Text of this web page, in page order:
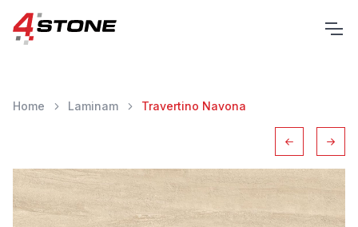
Home Laminam Travertino Navona